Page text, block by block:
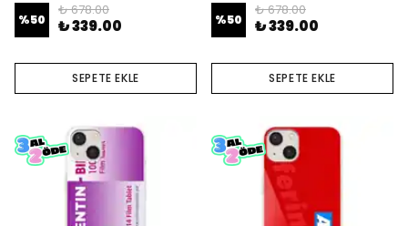
%50
₺ 678.00
₺ 339.00
SEPETE EKLE
%50
₺ 678.00
₺ 339.00
SEPETE EKLE